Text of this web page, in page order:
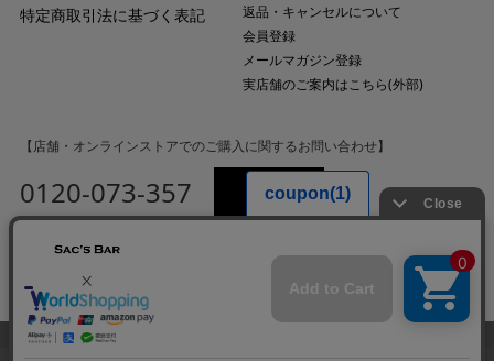
特定商取引法に基づく表記
返品・キャンセルについて
会員登録
メールマガジン登録
実店舗のご案内はこちら(外部)
【店舗・オンラインストアでのご購入に関するお問い合わせ】
0120-073-357 MAIL
（土・日・祝日・年末年始を除く）